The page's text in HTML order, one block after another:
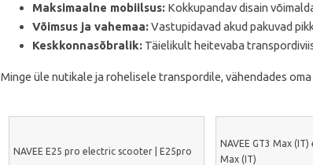
Maksimaalne mobiilsus:Kokkupandav disain
Võimsus ja vahemaa:Vastupidavad akud pakuvad
Keskkonnasõbralik:Täielikult heitevaba
Minge üle nutikale ja rohelisele transpordile, vähendades
NAVEE E25 pro electric scooter | E25pro
NAVEE GT3 Max
Max (IT)